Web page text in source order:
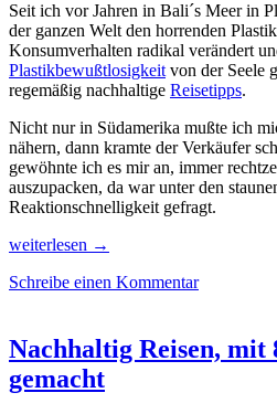
Seit ich vor Jahren in Bali´s Meer in
der ganzen Welt den horrenden
Konsumverhalten radikal verändert
Plastikbewußtlosigkeit von der Seele
regemäßig nachhaltige Reisetipps.
Nicht nur in Südamerika mußte ich
nähern, dann kramte der Verkäufer
gewöhnte ich es mir an, immer
auszupacken, da war unter den
Reaktionschnelligkeit gefragt.
Mit
Tips
plastikfrei
einkaufen,
jetzt!
weiterlesen →
Schreibe einen Kommentar
Nachhaltig Reisen, mit
gemacht